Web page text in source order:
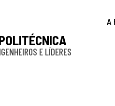
E LÍDERES
A